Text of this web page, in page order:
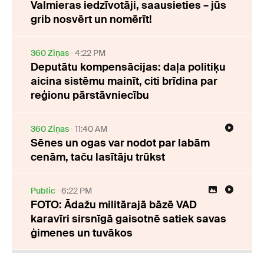
Valmieras iedzīvotāji, saausieties – jūs
grib nosvērt un nomērīt!
360 Ziņas 4:22 PM
Deputātu kompensācijas: daļa politiķu
aicina sistēmu mainīt, citi brīdina par
reģionu pārstāvniecību
360 Ziņas 11:40 AM
Sēnes un ogas var nodot par labām
cenām, taču lasītāju trūkst
Public 6:22 PM
FOTO: Ādažu militārajā bāzē VAD
karavīri sirsnīgā gaisotnē satiek savas
ģimenes un tuvākos